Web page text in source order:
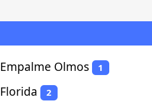
Empalme Olmos 1
Florida 2